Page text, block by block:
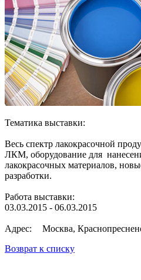
Тематика выставки:
Весь спектр лакокрасочной
ЛКМ, оборудование для
лакокрасочных материалов,
разработки.
Работа выставки:
03.03.2015 - 06.03.2015
Адрес:
Москва,
Возврат к списку